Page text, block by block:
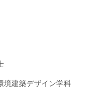
境建築デザイン学科